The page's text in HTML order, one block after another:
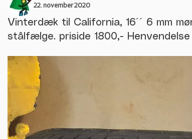
22. november 2020
Vinterdæk til California, 16´´ 6 mm
stålfælge. priside 1800,- Henvendelse